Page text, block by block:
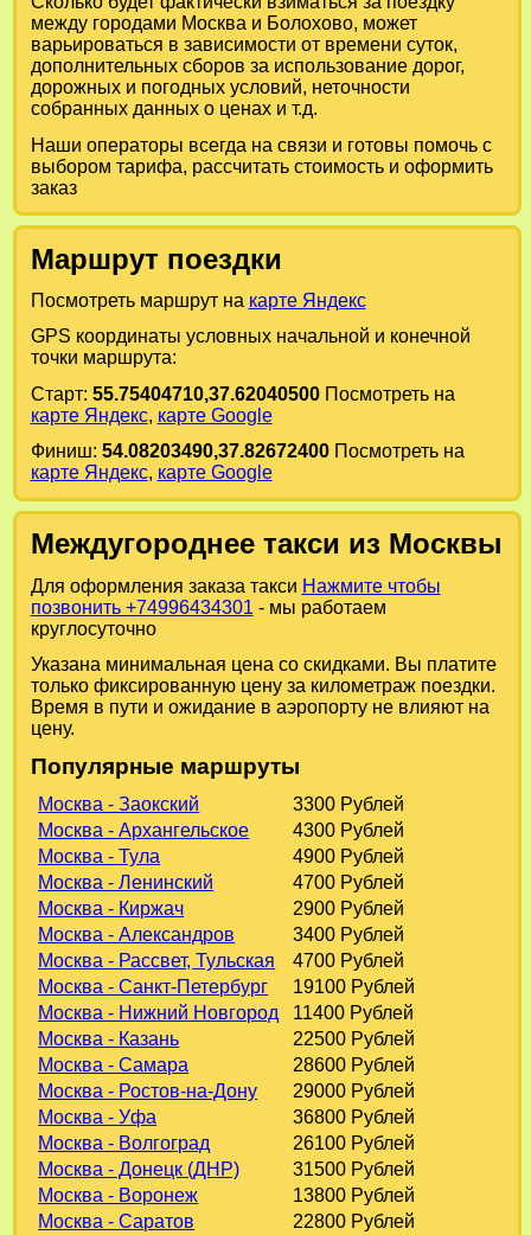
между городами Москваи Болохово, может
варьироваться в зависимости от времени суток,
дополнительных сборов за использование дорог,
дорожных и погодных условий, неточности
собранных данных о ценах и т.д.
Наши операторы всегда на связи и готовы помочь с
выбором тарифа, рассчитать стоимость и оформить
заказ
Маршрут поездки
Посмотреть маршрут на карте Яндекс
GPS координаты условных начальной и конечной
точки маршрута:
Старт: 55.75404710,37.62040500Посмотреть на
карте Яндекс, карте Google
Финиш: 54.08203490,37.82672400Посмотреть на
карте Яндекс, карте Google
Междугороднее такси из Москвы
Для оформления заказа такси Нажмите чтобы
позвонить +74996434301 - мы работаем
круглосуточно
Указана минимальная цена со скидками. Вы платите
только фиксированную цену за километраж поездки.
Время в пути и ожидание в аэропорту не влияют на
цену.
Популярные маршруты
Москва - Заокский
3300 Рублей
Москва - Архангельское
4300 Рублей
Москва - Тула
4900 Рублей
Москва - Ленинский
4700 Рублей
Москва - Киржач
2900 Рублей
Москва - Александров
3400 Рублей
Москва - Рассвет, Тульская
4700 Рублей
Москва - Санкт-Петербург
19100 Рублей
Москва - Нижний Новгород
11400 Рублей
Москва - Казань
22500 Рублей
Москва - Самара
28600 Рублей
Москва - Ростов-на-Дону
29000 Рублей
Москва - Уфа
36800 Рублей
Москва - Волгоград
26100 Рублей
Москва - Донецк (ДНР)
31500 Рублей
Москва - Воронеж
13800 Рублей
Москва - Саратов
22800 Рублей